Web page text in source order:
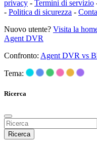
privacy - Termini di servizio
- Politica di sicurezza -
Nuovo utente? Visita la
Agent DVR
Confronto: Agent DVR vs
Tema:
Ricerca
Ricerca